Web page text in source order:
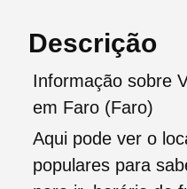
Descrição
Informação sobre
em Faro (Faro)
Aqui pode ver o
populares para